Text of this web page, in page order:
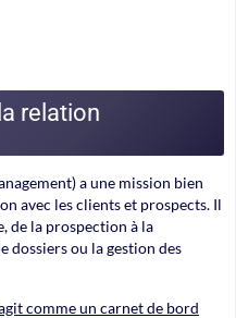
relation
a une mission bien
avec les clients et prospects. Il
de la prospection à la
dossiers ou la gestion des
comme un carnet de bord